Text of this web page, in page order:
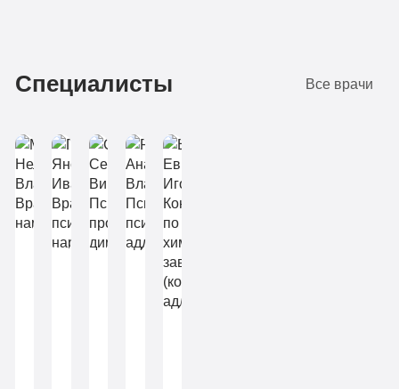
Специалисты Все врачи
Владимировна
Скопин
Сергей
Ракитянская
Анастасия